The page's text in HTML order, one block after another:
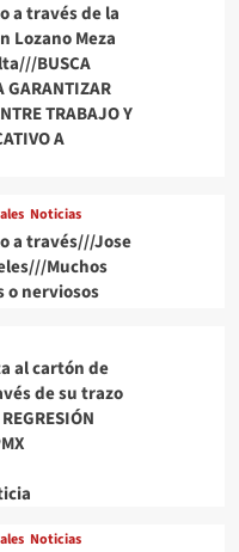
a través de la
Lozano Meza
BUSCA
GARANTIZAR
TRABAJO Y
A
Noticias
a través///Jose
Muchos
o nerviosos
al cartón de
de su trazo
Noticias